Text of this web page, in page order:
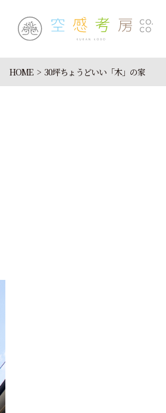
HOME 30坪ちょうどいい「木」の家